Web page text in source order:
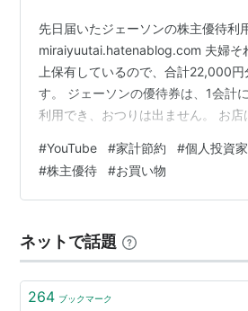
先日届いたジェーソンの株主優待利
miraiyuutai.hatenablog.com 夫婦そ
上保有しているので、合計22,000
す。 ジェーソンの優待券は、1会計
利用でき、おつりは出ません。 お店
3,000円ずつ8回（最後は1,000円分
きました。 お店の方には少しご迷惑
ん（笑）。 おかげで、たくさんの
ですからね。圧巻です。 大量!大量!…
#YouTube #家計節約 #個人投資家
#株主優待 #お買い物
ネットで話題
264 ブックマーク